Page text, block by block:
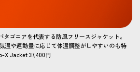
タゴニアを代表する防風フリースジャケット。
温や運動量に応じて体温調整がしやすいのも特
X Jacket 37,400円